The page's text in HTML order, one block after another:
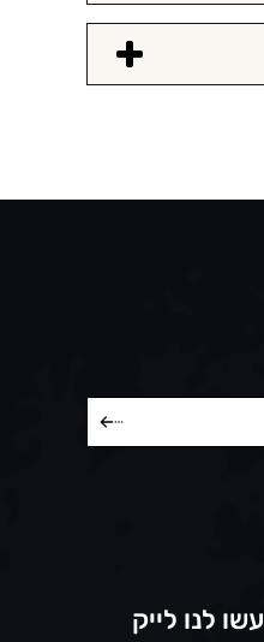
עשו לנו לייק